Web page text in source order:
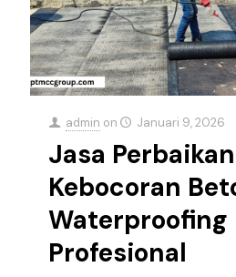
admin on Januari 9, 2026
Jasa Perbaikan
Kebocoran
Waterproofing
Profesional